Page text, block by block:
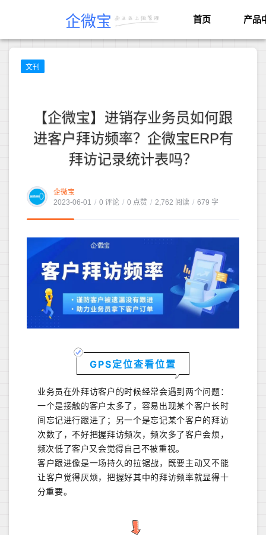
企微宝 首页 产品
文刊
【企微宝】进销存业务员如何跟
进客户拜访频率？企微宝ERP有
拜访记录统计表吗？
企微宝
2023-06-01 / 0 评论 / 0 点赞 / 2,762 阅读 / 679 字
GPS定位查看位置
业务员在外拜访客户的时候经常会遇到两个问题：
一个是接触的客户太多了，容易出现某个客户长时
间忘记进行跟进了；另一个是忘记某个客户的拜访
次数了，不好把握拜访频次，频次多了客户会烦，
频次低了客户又会觉得自己不被重视。
客户跟进像是一场持久的拉锯战，既要主动又不能
让客户觉得厌烦，把握好其中的拜访频率就显得十
分重要。